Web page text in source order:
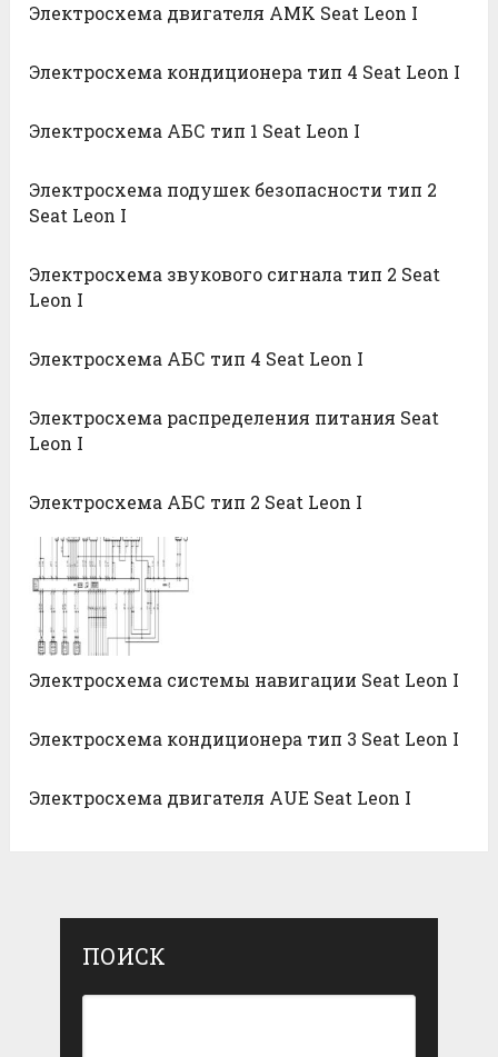
Электросхема двигателя AMK Seat Leon I
Электросхема кондиционера тип 4 Seat Leon I
Электросхема АБС тип 1 Seat Leon I
Электросхема подушек безопасности тип 2
Seat Leon I
Электросхема звукового сигнала тип 2 Seat
Leon I
Электросхема АБС тип 4 Seat Leon I
Электросхема распределения питания Seat
Leon I
Электросхема АБС тип 2 Seat Leon I
Электросхема системы навигации Seat Leon I
Электросхема кондиционера тип 3 Seat Leon I
Электросхема двигателя AUE Seat Leon I
ПОИСК